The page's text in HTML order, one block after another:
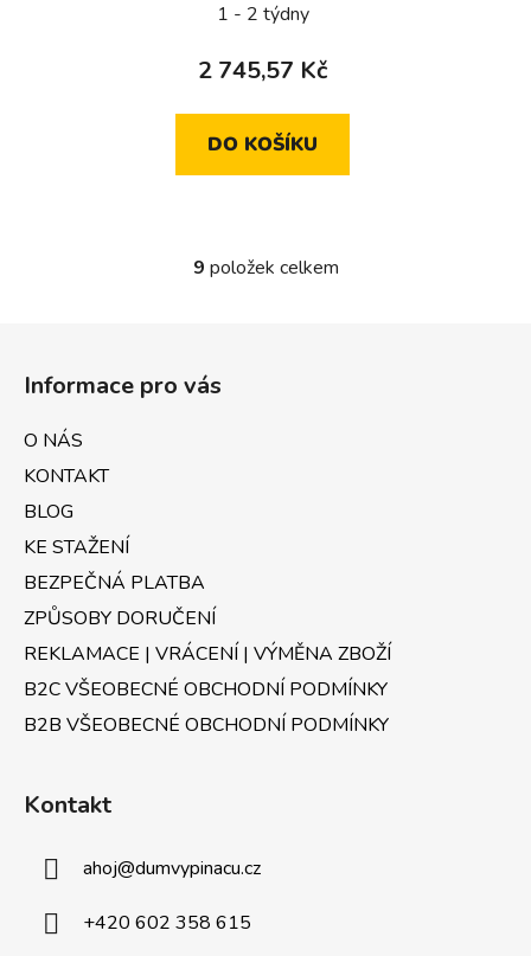
1 - 2 týdny
2 745,57 Kč
DO KOŠÍKU
O
ý
p
i
s
9 položek celkem
Informace pro vás
O NÁS
KONTAKT
BLOG
KE STAŽENÍ
BEZPEČNÁ PLATBA
ZPŮSOBY DORUČENÍ
REKLAMACE | VRÁCENÍ | VÝMĚNA ZBOŽÍ
B2C VŠEOBECNÉ OBCHODNÍ PODMÍNKY
B2B VŠEOBECNÉ OBCHODNÍ PODMÍNKY
Kontakt
ahoj@dumvypinacu.cz
+420 602 358 615